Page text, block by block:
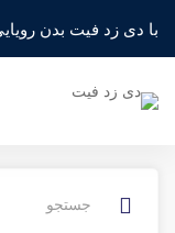
با دی زد فیت بدن
خانه سوالات متداول
توافقنامه های